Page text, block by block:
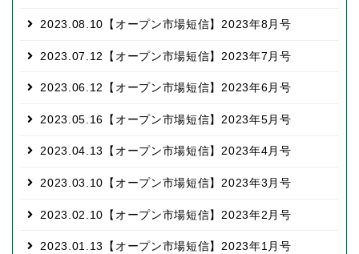
2023.08.10 【オープン市場短信】2023年8月号
2023.07.12 【オープン市場短信】2023年7月号
2023.06.12 【オープン市場短信】2023年6月号
2023.05.16 【オープン市場短信】2023年5月号
2023.04.13 【オープン市場短信】2023年4月号
2023.03.10 【オープン市場短信】2023年3月号
2023.02.10 【オープン市場短信】2023年2月号
2023.01.13 【オープン市場短信】2023年1月号